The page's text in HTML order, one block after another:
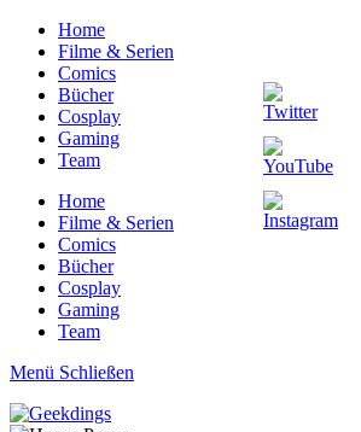
Home
Filme & Serien
Comics
Bücher
Cosplay
Gaming
Team
Home
Filme & Serien
Comics
Bücher
Cosplay
Gaming
Team
Menü Schließen